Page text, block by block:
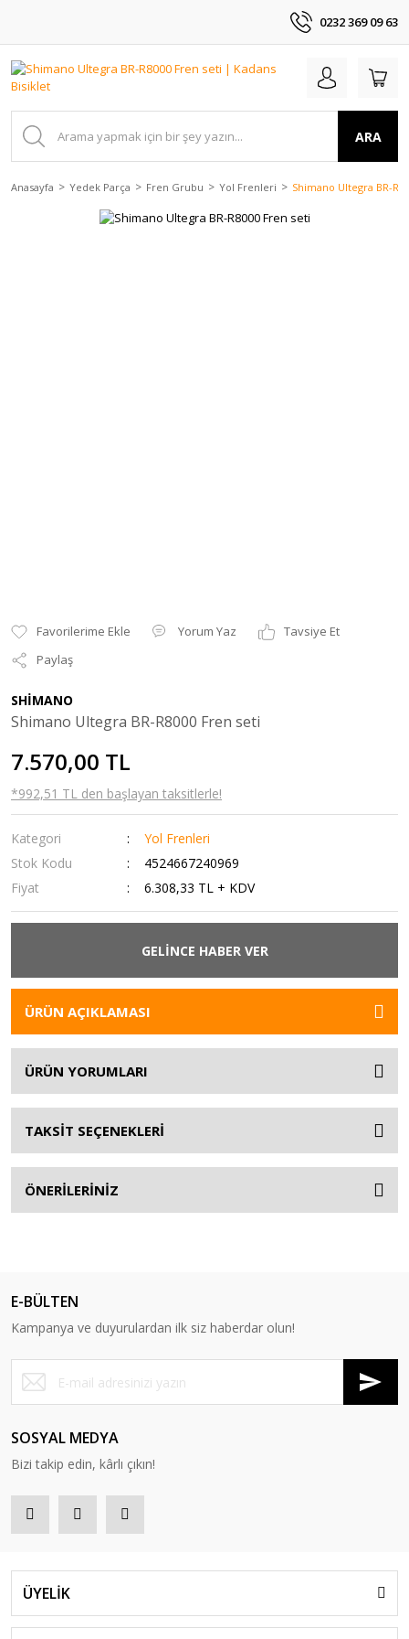
0232 369 09 63
ARA
Anasayfa Yedek Parça Fren Grubu Yol Frenleri Shimano Ultegra BR-
Yorum Yaz
Tavsiye Et
Paylaş
SHİMANO
Shimano Ultegra BR-R8000 Fren seti
7.570,00 TL
*992,51 TL den başlayan taksitlerle!
Kategori
Yol Frenleri
Stok Kodu
4524667240969
Fiyat
6.308,33 TL + KDV
GELİNCE HABER VER
ÜRÜN AÇIKLAMASI
ÜRÜN YORUMLARI
TAKSİT SEÇENEKLERİ
ÖNERİLERİNİZ
E-BÜLTEN
Kampanya ve duyurulardan ilk siz haberdar olun!
SOSYAL MEDYA
Bizi takip edin, kârlı çıkın!
ÜYELİK